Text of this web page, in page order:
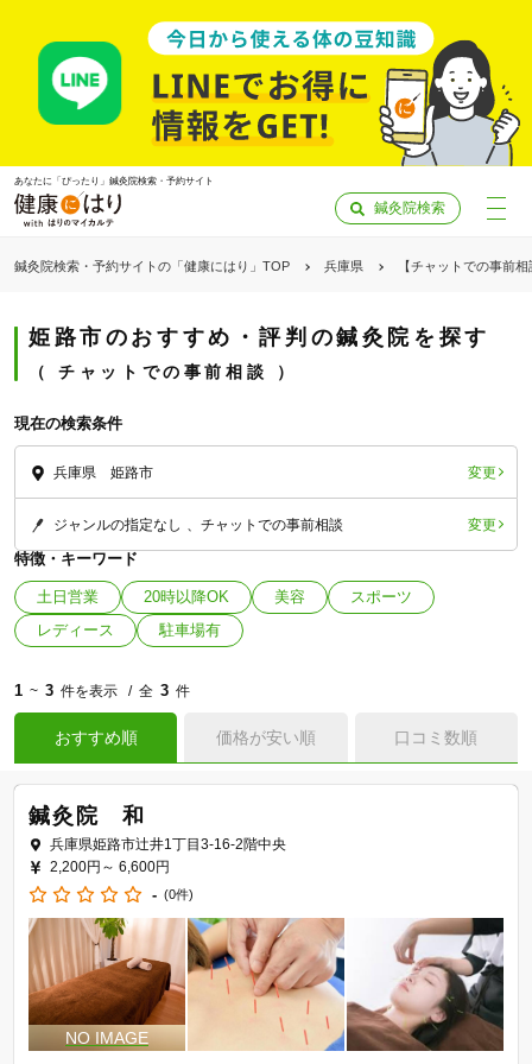
あなたに「ぴったり」鍼灸院検索・予約サイト
鍼灸院検索
鍼灸院検索・予約サイトの「健康にはり」TOP 兵庫県 【チャットでの事前
姫路市のおすすめ・評判の鍼灸院を探す
チャットでの事前相談
現在の検索条件
兵庫県 姫路市 変更
ジャンルの指定なし チャットでの事前相談 変更
特徴・キーワード
土日営業 20時以降OK 美容
スポーツ
レディース
駐車場有
1 ~ 3 件を表示 全 3 件
おすすめ順 価格が安い順 口コミ数順
鍼灸院 和
兵庫県姫路市辻井1丁目3-16-2階中央
2,200円～ 6,600円
- (0件)
「健康にはりを見た」